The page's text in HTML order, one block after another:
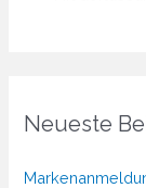
Neueste